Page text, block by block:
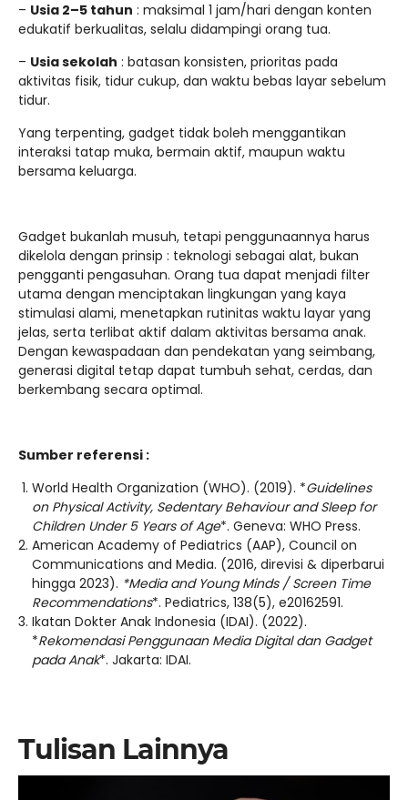
– Usia 2–5 tahun : maksimal 1 jam/hari dengan konten
edukatif berkualitas, selalu didampingi orang tua.
– Usia sekolah : batasan konsisten, prioritas pada
aktivitas fisik, tidur cukup, dan waktu bebas layar sebelum
tidur.
Yang terpenting, gadget tidak boleh menggantikan
interaksi tatap muka, bermain aktif, maupun waktu
bersama keluarga.
Gadget bukanlah musuh, tetapi penggunaannya harus
dikelola dengan prinsip : teknologi sebagai alat, bukan
pengganti pengasuhan. Orang tua dapat menjadi filter
utama dengan menciptakan lingkungan yang kaya
stimulasi alami, menetapkan rutinitas waktu layar yang
jelas, serta terlibat aktif dalam aktivitas bersama anak.
Dengan kewaspadaan dan pendekatan yang seimbang,
generasi digital tetap dapat tumbuh sehat, cerdas, dan
berkembang secara optimal.
Sumber referensi :
World Health Organization (WHO). (2019). *Guidelines
on Physical Activity, Sedentary Behaviour and Sleep for
Children Under 5 Years of Age*. Geneva: WHO Press.
American Academy of Pediatrics (AAP), Council on
Communications and Media. (2016, direvisi & diperbarui
hingga 2023). *Media and Young Minds / Screen Time
Recommendations*. Pediatrics, 138(5), e20162591.
Ikatan Dokter Anak Indonesia (IDAI). (2022).
*Rekomendasi Penggunaan Media Digital dan Gadget
pada Anak*. Jakarta: IDAI.
Tulisan Lainnya